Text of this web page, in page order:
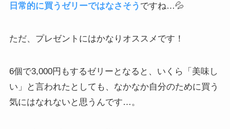
日常的に買うゼリーではなさそう ですね…💦
ただ、プレゼントにはかなりオススメです！
6個で3,000円もするゼリーとなると、いくら「美味し
い」と言われたとしても、なかなか自分のために買う
気にはなれないと思うんです…。